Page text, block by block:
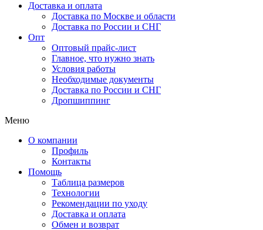
Доставка и оплата
Доставка по Москве и области
Доставка по России и СНГ
Опт
Оптовый прайс-лист
Главное, что нужно знать
Условия работы
Необходимые документы
Доставка по России и СНГ
Дропшиппинг
Меню
О компании
Профиль
Контакты
Помощь
Таблица размеров
Технологии
Рекомендации по уходу
Доставка и оплата
Обмен и возврат